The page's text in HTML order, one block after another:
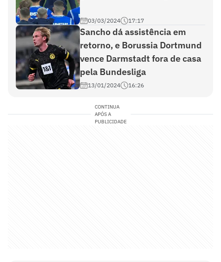
03/03/2024 17:17
Sancho dá assistência em
retorno, e Borussia Dortmund
vence Darmstadt fora de casa
pela Bundesliga
13/01/2024 16:26
CONTINUA
APÓS A
PUBLICIDADE